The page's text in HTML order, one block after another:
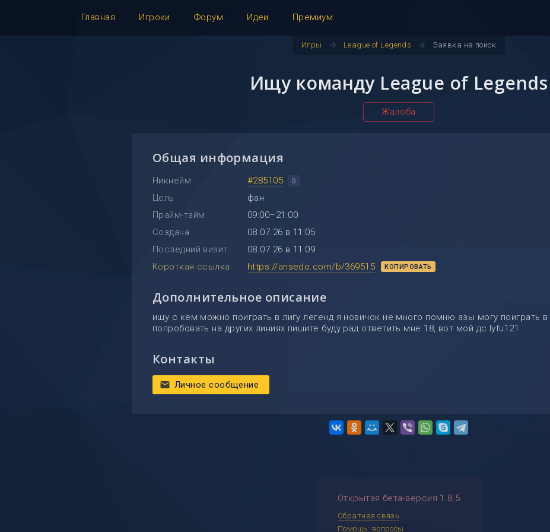
Главная Игроки Форум Идеи Премиум
Игры arrow_forward League of Legends arrow_forward Заявка на поиск
Ищу команду League of Legends
Жалоба
Общая информация
Никнейм #285105 0
Цель
фан
Прайм-тайм
09:00–21:00
Создана
08.07.26 в 11:05
Последний визит
08.07.26 в 11:09
Короткая ссылка
https://ansedo.com/b/369515 КОПИРОВАТЬ
Дополнительное описание
ищу с кем можно поиграть в лигу легенд я новичок не много помню азы могу поиграть в
попробовать на других линиях пишите буду рад ответить мне 18, вот мой дс lyfu121
Контакты
mail Личное сообщение
Открытая бета-версия 1.8.5
Обратная связь
Помощь: вопросы